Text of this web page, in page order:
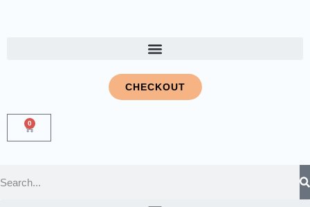
CHECKOUT
0